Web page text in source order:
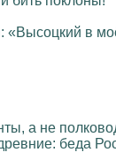
«Высоцкий в
а не
беда